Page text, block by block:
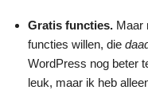
Gratis functies. Maar
functies willen, die
WordPress nog beter
leuk, maar ik heb